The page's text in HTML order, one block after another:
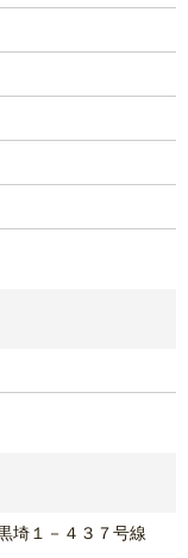
埼１－４３７号線